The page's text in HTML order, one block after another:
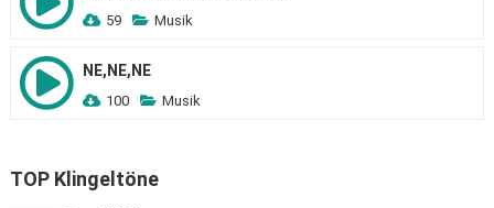
59 Musik
NE,NE,NE
100 Musik
TOP Klingeltöne